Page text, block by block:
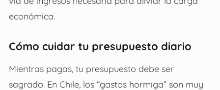
económica.
Cómo cuidar tu presupuesto diario
Mientras pagas, tu presupuesto debe ser
sagrado. En Chile, los “gastos hormiga” son muy